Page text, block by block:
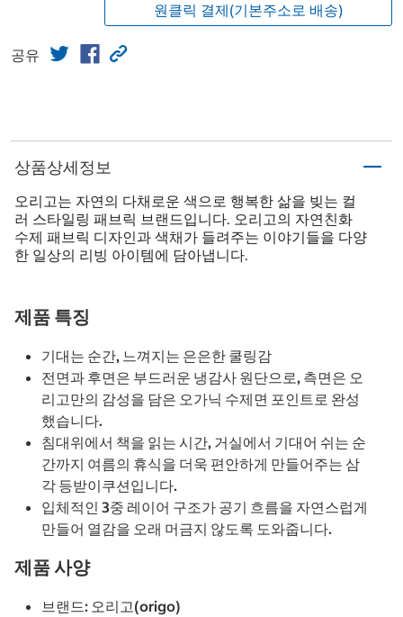
원클릭 결제(기본주소로 배송)
공유
상품상세정보
오리고는 자연의 다채로운 색으로 행복한 삶을 빚는 컬
러 스타일링 패브릭 브랜드입니다. 오리고의 자연친화
수제 패브릭 디자인과 색채가 들려주는 이야기들을 다양
한 일상의 리빙 아이템에 담아냅니다.
제품 특징
기대는 순간, 느껴지는 은은한 쿨링감
전면과 후면은 부드러운 냉감사 원단으로, 측면은 오
리고만의 감성을 담은 오가닉 수제면 포인트로 완성
했습니다.
침대위에서 책을 읽는 시간, 거실에서 기대어 쉬는 순
간까지 여름의 휴식을 더욱 편안하게 만들어주는 삼
각 등받이쿠션입니다.
입체적인 3중 레이어 구조가 공기 흐름을 자연스럽게
만들어 열감을 오래 머금지 않도록 도와줍니다.
제품 사양
브랜드: 오리고(origo)